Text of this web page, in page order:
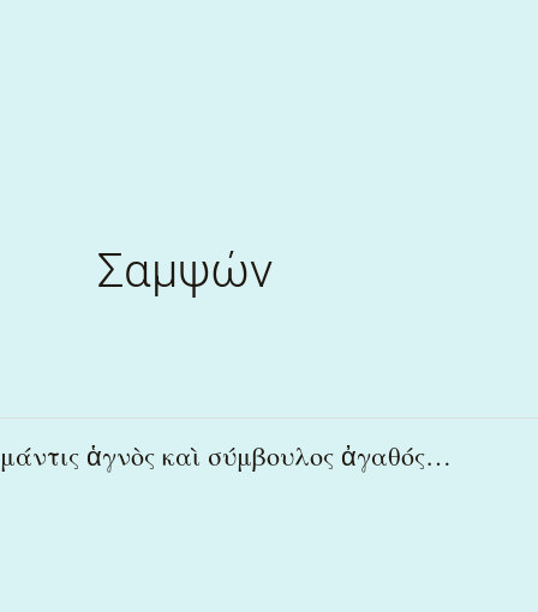
Σαμψών
μάντις ἁγνὸς καὶ σύμβουλος ἀγαθός…
μάντις